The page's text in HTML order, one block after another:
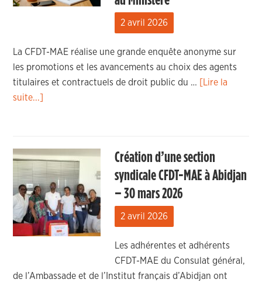
2 avril 2026
La CFDT-MAE réalise une grande enquête anonyme sur
les promotions et les avancements au choix des agents
titulaires et contractuels de droit public du …
[Lire la
suite...]
Création d’une section
syndicale CFDT-MAE à Abidjan
– 30 mars 2026
2 avril 2026
Les adhérentes et adhérents
CFDT-MAE du Consulat général,
de l’Ambassade et de l’Institut français d’Abidjan ont